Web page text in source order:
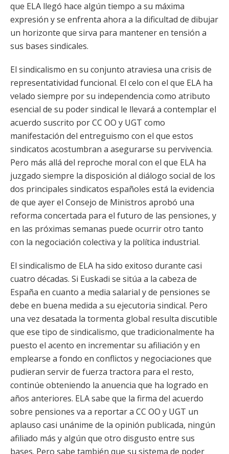
que ELA llegó hace algún tiempo a su máxima
expresión y se enfrenta ahora a la dificultad de dibujar
un horizonte que sirva para mantener en tensión a
sus bases sindicales.
El sindicalismo en su conjunto atraviesa una crisis de
representatividad funcional. El celo con el que ELA ha
velado siempre por su independencia como atributo
esencial de su poder sindical le llevará a contemplar el
acuerdo suscrito por CC OO y UGT como
manifestación del entreguismo con el que estos
sindicatos acostumbran a asegurarse su pervivencia.
Pero más allá del reproche moral con el que ELA ha
juzgado siempre la disposición al diálogo social de los
dos principales sindicatos españoles está la evidencia
de que ayer el Consejo de Ministros aprobó una
reforma concertada para el futuro de las pensiones, y
en las próximas semanas puede ocurrir otro tanto
con la negociación colectiva y la política industrial.
El sindicalismo de ELA ha sido exitoso durante casi
cuatro décadas. Si Euskadi se sitúa a la cabeza de
España en cuanto a media salarial y de pensiones se
debe en buena medida a su ejecutoria sindical. Pero
una vez desatada la tormenta global resulta discutible
que ese tipo de sindicalismo, que tradicionalmente ha
puesto el acento en incrementar su afiliación y en
emplearse a fondo en conflictos y negociaciones que
pudieran servir de fuerza tractora para el resto,
continúe obteniendo la anuencia que ha logrado en
años anteriores. ELA sabe que la firma del acuerdo
sobre pensiones va a reportar a CC OO y UGT un
aplauso casi unánime de la opinión publicada, ningún
afiliado más y algún que otro disgusto entre sus
bases. Pero sabe también que su sistema de poder